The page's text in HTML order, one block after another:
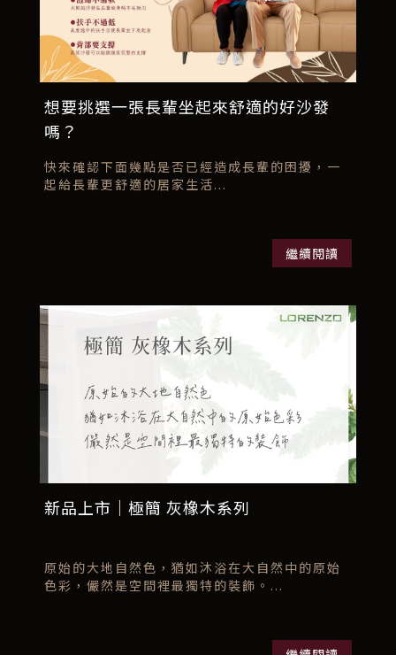
想要挑選一張長輩坐起來舒適的好沙發
嗎？
快來確認下面幾點是否已經造成長輩的困擾，一
起給長輩更舒適的居家生活...
繼續閱讀
新品上市｜極簡 灰橡木系列
原始的大地自然色，猶如沐浴在大自然中的原始
色彩，儼然是空間裡最獨特的裝飾。...